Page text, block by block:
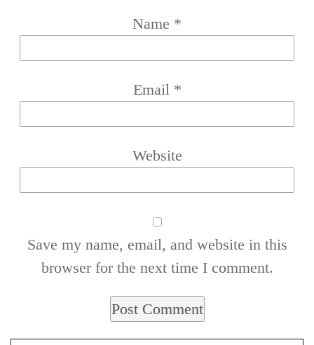
Name *
Email *
Website
Save my name, email, and website in this
browser for the next time I comment.